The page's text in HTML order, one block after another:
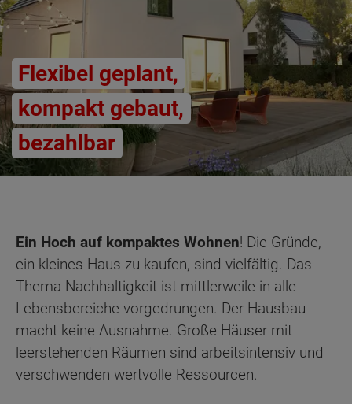
Flexibel geplant,
kompakt gebaut,
bezahlbar
Ein Hoch auf kompaktes Wohnen! Die Gründe,
ein kleines Haus zu kaufen, sind vielfältig. Das
Thema Nachhaltigkeit ist mittlerweile in alle
Lebensbereiche vorgedrungen. Der Hausbau
macht keine Ausnahme. Große Häuser mit
leerstehenden Räumen sind arbeitsintensiv und
verschwenden wertvolle Ressourcen.